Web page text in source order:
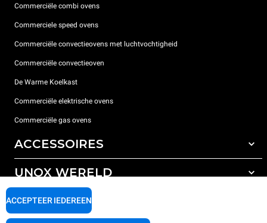
Commerciële combi ovens
Commerciele speed ovens
Commerciële convectieovens met luchtvochtigheid
Commerciële convectieoven
De Warme Koelkast
Commerciële elektrische ovens
Commerciële gas ovens
ACCESSOIRES
All the accessories
Detergenten voor automatisch wassen
Detergenten voor handmatig wassen
UNOX WERELD
Onze vestigingen wereldwijd
ONDERSTEUNING
ACCEPTEER IEDEREEN